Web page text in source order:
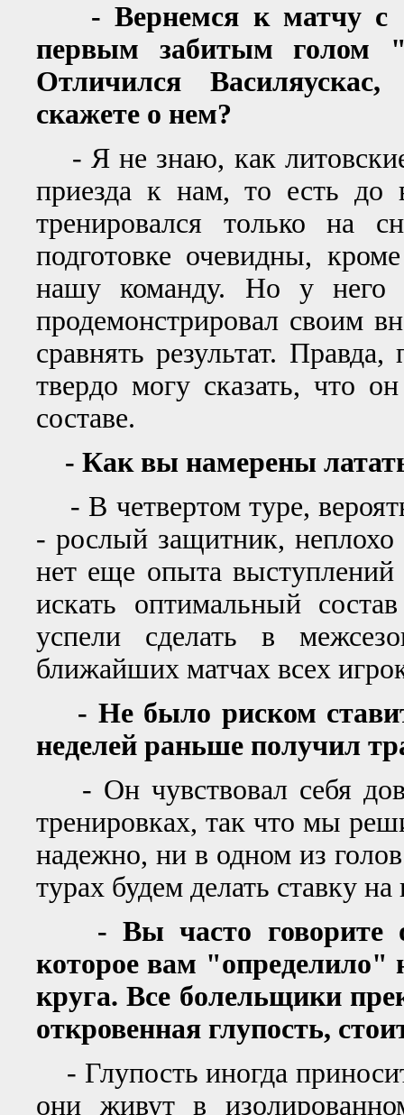
- Вернемся к матчу с
первым забитым голом
Отличился
скажете о нем?
- Я не знаю, как
приезда к нам, то есть до
тренировался только на
подготовке очевидны,
нашу команду. Но у него
продемонстрировал своим
сравнять результат.
твердо могу сказать, что
составе.
- Как вы намерены
- В четвертом туре,
- рослый защитник,
нет еще опыта
искать оптимальный
успели сделать в
ближайших матчах всех
- Не было риском
неделей раньше получил
- Он чувствовал себя
тренировках, так что мы
надежно, ни в одном из
турах будем делать ставку на
- Вы часто говорите о
которое вам "определило"
круга. Все болельщики
откровенная глупость,
- Глупость иногда
они живут в